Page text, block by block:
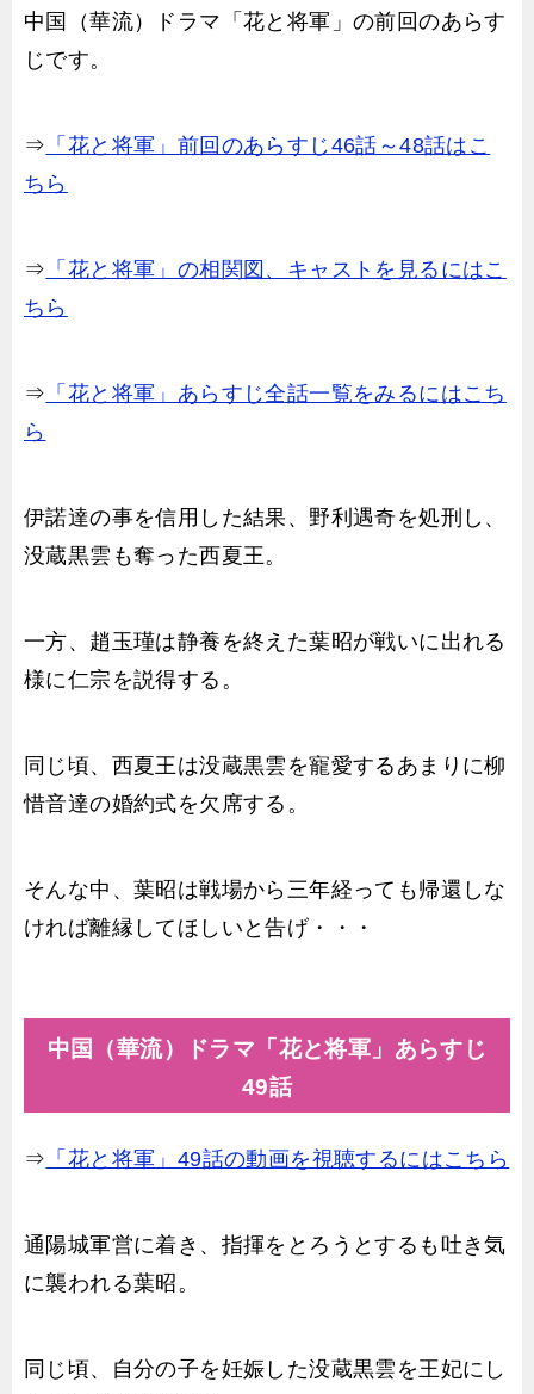
中国（華流）ドラマ「花と将軍」の前回のあらす
じです。
⇒ 「花と将軍」前回のあらすじ46話～48話はこ
ちら
⇒ 「花と将軍」の相関図、キャストを見るにはこ
ちら
⇒ 「花と将軍」あらすじ全話一覧をみるにはこち
ら
伊諾達の事を信用した結果、野利遇奇を処刑し、
没蔵黒雲も奪った西夏王。
一方、趙玉瑾は静養を終えた葉昭が戦いに出れる
様に仁宗を説得する。
同じ頃、西夏王は没蔵黒雲を寵愛するあまりに柳
惜音達の婚約式を欠席する。
そんな中、葉昭は戦場から三年経っても帰還しな
ければ離縁してほしいと告げ・・・
中国（華流）ドラマ「花と将軍」あらすじ
49話
⇒ 「花と将軍」49話の動画を視聴するにはこちら
通陽城軍営に着き、指揮をとろうとするも吐き気
に襲われる葉昭。
同じ頃、自分の子を妊娠した没蔵黒雲を王妃にし